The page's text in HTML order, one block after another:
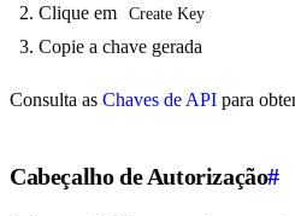
Clique em Create Key
Copie a chave gerada
Consulta as Chaves de API para
Cabeçalho de Autorização#